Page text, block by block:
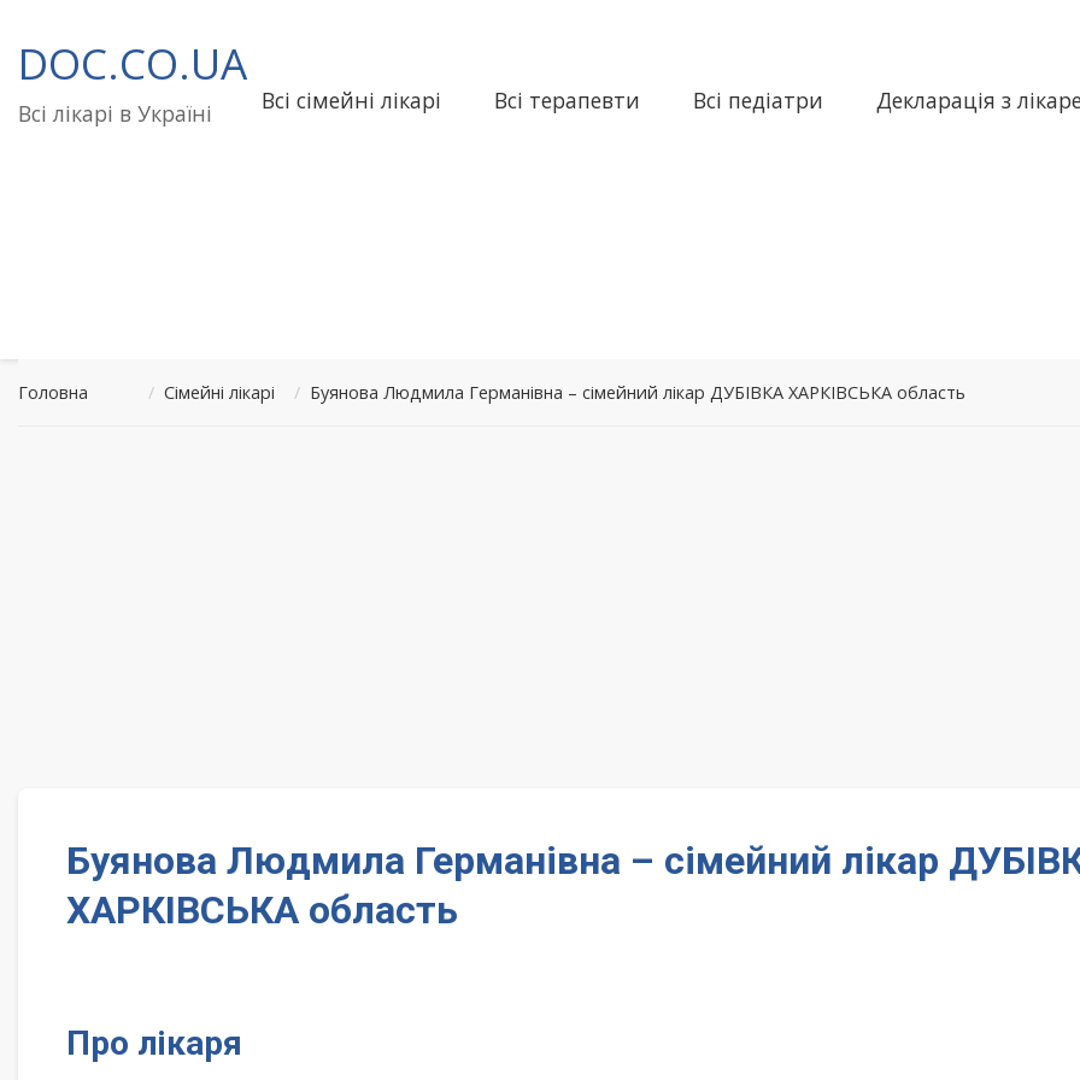
до
вмісту
DOC.CO.UA
Всі лікарі в Україні Всі сімейні лікарі Всі терапевти Всі педіатри Декларація з
Головна / Сімейні лікарі / Буянова Людмила Германівна – сімейний лікар ДУБІВКА ХАРКІВСЬКА область
Буянова Людмила Германівна – сімейний лікар
ХАРКІВСЬКА область
Про лікаря